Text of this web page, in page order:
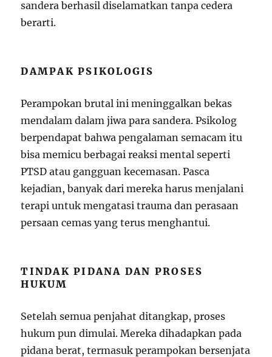
sandera berhasil diselamatkan tanpa cedera
berarti.
DAMPAK PSIKOLOGIS
Perampokan brutal ini meninggalkan bekas
mendalam dalam jiwa para sandera. Psikolog
berpendapat bahwa pengalaman semacam itu
bisa memicu berbagai reaksi mental seperti
PTSD atau gangguan kecemasan. Pasca
kejadian, banyak dari mereka harus menjalani
terapi untuk mengatasi trauma dan perasaan
persaan cemas yang terus menghantui.
TINDAK PIDANA DAN PROSES
HUKUM
Setelah semua penjahat ditangkap, proses
hukum pun dimulai. Mereka dihadapkan pada
pidana berat, termasuk perampokan bersenjata